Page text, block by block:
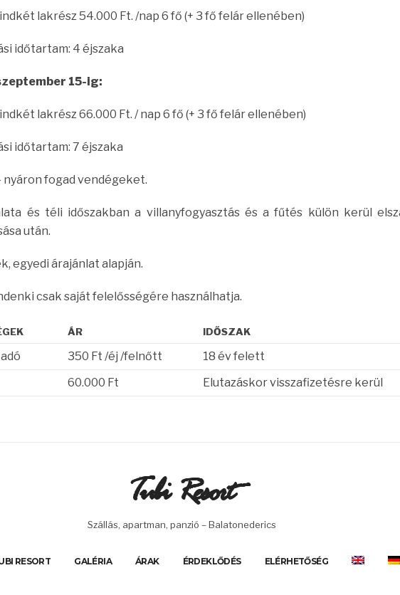
lakrész 54.000 Ft. /nap 6 fő (+ 3 fő felár ellenében)
időtartam: 4 éjszaka
15-ig:
lakrész 66.000 Ft. / nap 6 fő (+ 3 fő felár ellenében)
időtartam: 7 éjszaka
nyáron fogad vendégeket.
és téli időszakban a villanyfogyasztás és a fűtés külön kerül
után.
egyedi árajánlat alapján.
csak saját felelősségére használhatja.
ÁR IDŐSZAK
350 Ft /éj /felnőtt
18 év felett
60.000 Ft Elutazáskor visszafizetésre kerül
Tubi Resort
Szállás, apartman, panzió – Balatonederics
RESORT GALÉRIA ÁRAK ÉRDEKLŐDÉS ELÉRHETŐSÉG